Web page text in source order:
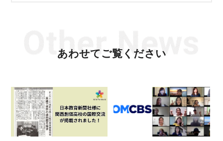
あわせてご覧ください